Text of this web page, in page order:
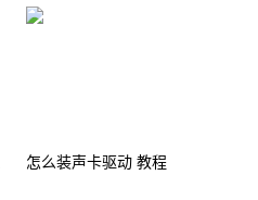
怎么装声卡驱动 教程